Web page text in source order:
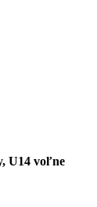
U14 voľne